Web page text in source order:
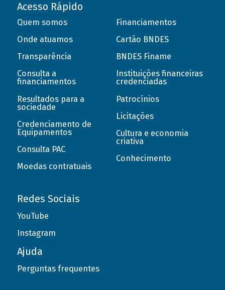
Acesso Rápido
Quem somos
Onde atuamos
Transparência
Consulta a
financiamentos
Resultados para a
sociedade
Credenciamento de
Equipamentos
Consulta PAC
Moedas contratuais
Financiamentos
Cartão BNDES
BNDES Finame
Instituições financeiras
credenciadas
Patrocínios
Licitações
Cultura e economia
criativa
Conhecimento
Redes Sociais
YouTube
Instagram
Ajuda
Perguntas frequentes